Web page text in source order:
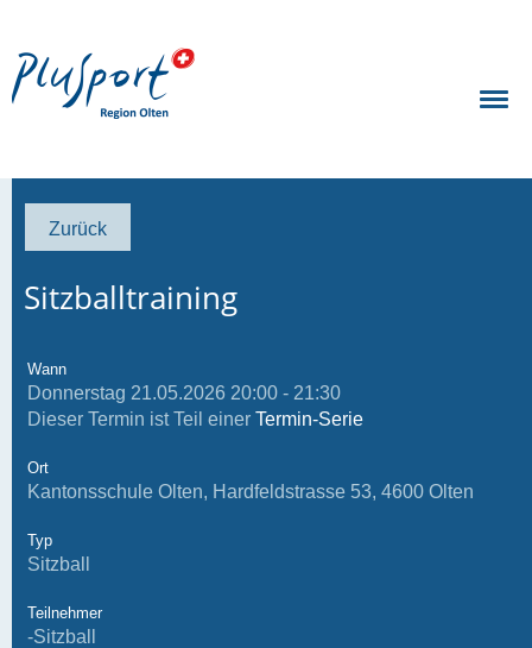
Zurück
Sitzballtraining
Wann
Donnerstag 21.05.2026 20:00 - 21:30
Dieser Termin ist Teil einer Termin-Serie
Ort
Kantonsschule Olten, Hardfeldstrasse 53, 4600 Olten
Typ
Sitzball
Teilnehmer
-Sitzball